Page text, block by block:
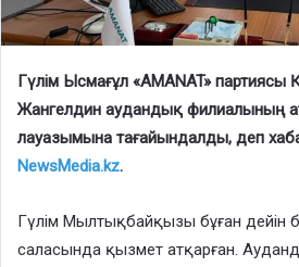
Гүлім Ысмағұл «AMANAT»
Жангелдин аудандық филиалының
лауазымына тағайындалды, деп
NewsMedia.kz.
Гүлім Мылтықбайқызы бұған дейін
саласында қызмет атқарған.